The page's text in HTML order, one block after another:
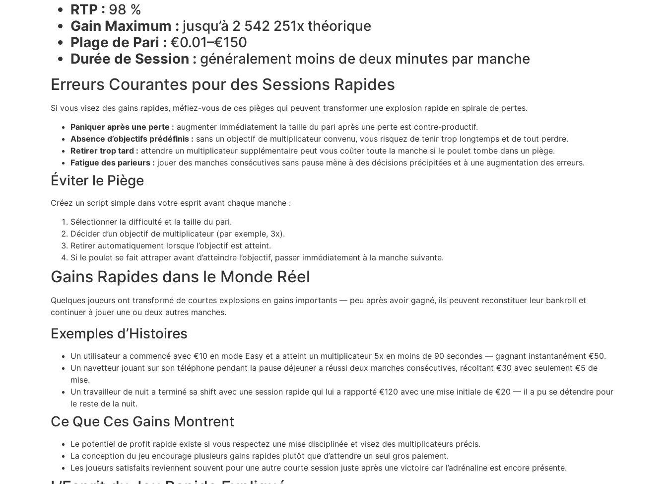
RTP : 98 %
Gain Maximum : jusqu’à 2 542 251x théorique
Plage de Pari : €0.01–€150
Durée de Session : généralement moins de deux minutes par manche
Erreurs Courantes pour des Sessions Rapides
Si vous visez des gains rapides, méfiez-vous de ces pièges qui peuvent transformer une explosion rapide en spirale de pertes.
Paniquer après une perte : augmenter immédiatement la taille du pari après une perte est contre-productif.
Absence d’objectifs prédéfinis : sans un objectif de multiplicateur convenu, vous risquez de tenir trop longtemps et de tout perdre.
Retirer trop tard : attendre un multiplicateur supplémentaire peut vous coûter toute la manche si le poulet tombe dans un piège.
Fatigue des parieurs : jouer des manches consécutives sans pause mène à des décisions précipitées et à une augmentation des erreurs.
Éviter le Piège
Créez un script simple dans votre esprit avant chaque manche :
Sélectionner la difficulté et la taille du pari.
Décider d’un objectif de multiplicateur (par exemple, 3x).
Retirer automatiquement lorsque l’objectif est atteint.
Si le poulet se fait attraper avant d’atteindre l’objectif, passer immédiatement à la manche suivante.
Gains Rapides dans le Monde Réel
Quelques joueurs ont transformé de courtes explosions en gains importants — peu après avoir gagné, ils peuvent reconstituer leur bankroll et
continuer à jouer une ou deux autres manches.
Exemples d’Histoires
Un utilisateur a commencé avec €10 en mode Easy et a atteint un multiplicateur 5x en moins de 90 secondes — gagnant instantanément €50.
Un navetteur jouant sur son téléphone pendant la pause déjeuner a réussi deux manches consécutives, récoltant €30 avec seulement €5 de
mise.
Un travailleur de nuit a terminé sa shift avec une session rapide qui lui a rapporté €120 avec une mise initiale de €20 — il a pu se détendre pour
le reste de la nuit.
Ce Que Ces Gains Montrent
Le potentiel de profit rapide existe si vous respectez une mise disciplinée et visez des multiplicateurs précis.
La conception du jeu encourage plusieurs gains rapides plutôt que d’attendre un seul gros paiement.
Les joueurs satisfaits reviennent souvent pour une autre courte session juste après une victoire car l’adrénaline est encore présente.